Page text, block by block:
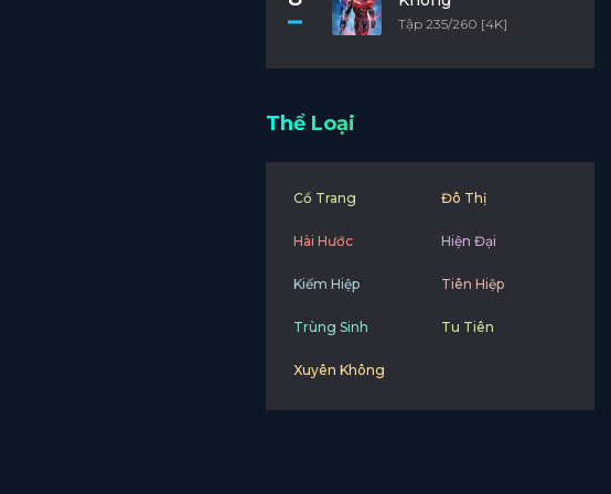
Tập 235/260 [4K]
Thể Loại
Cổ Trang Đô Thị
Hài Hước Hiện Đại
Kiếm Hiệp Tiên Hiệp
Trùng Sinh Tu Tiên
Xuyên Không